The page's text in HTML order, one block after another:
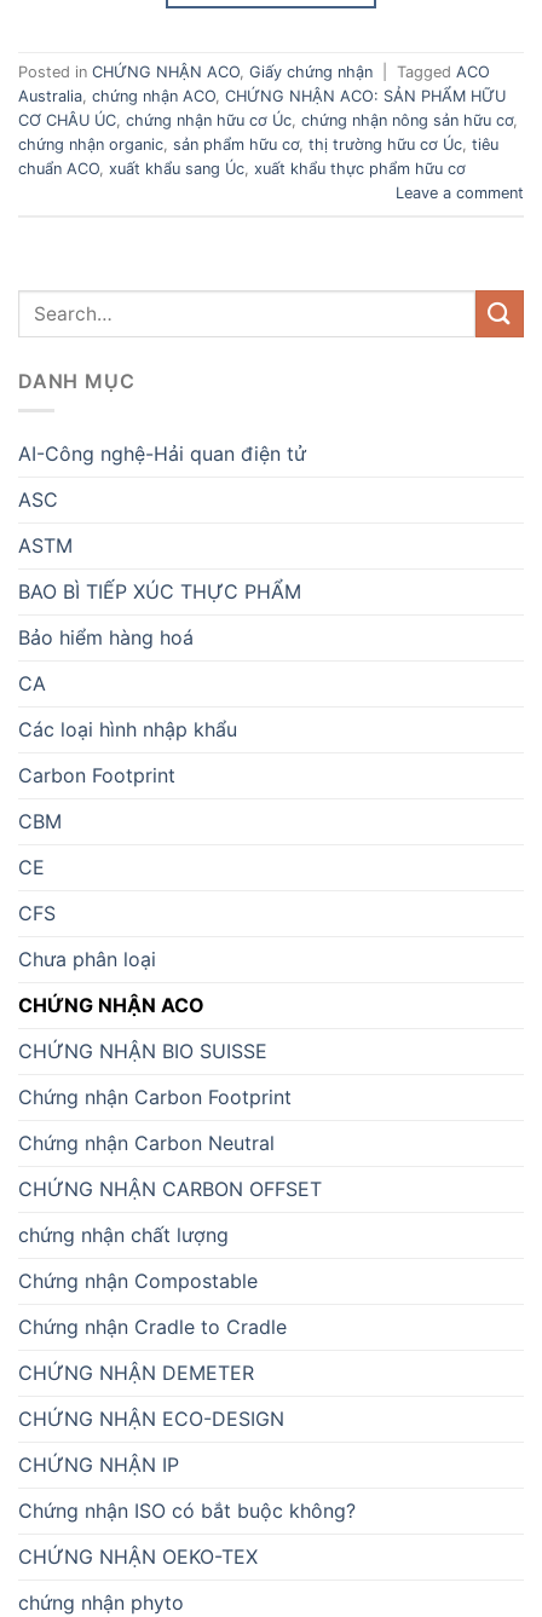
Posted in CHỨNG NHẬN ACO, Giấy chứng nhận Tagged ACO
Australia, chứng nhận ACO, CHỨNG NHẬN ACO: SẢN PHẨM HỮU
CƠ CHÂU ÚC, chứng nhận hữu cơ Úc, chứng nhận nông sản hữu cơ,
chứng nhận organic, sản phẩm hữu cơ, thị trường hữu cơ Úc, tiêu
chuẩn ACO, xuất khẩu sang Úc, xuất khẩu thực phẩm hữu cơ
Leave a comment
DANH MỤC
AI-Công nghệ-Hải quan điện tử
ASC
ASTM
BAO BÌ TIẾP XÚC THỰC PHẨM
Bảo hiểm hàng hoá
CA
Các loại hình nhập khẩu
Carbon Footprint
CBM
CE
CFS
Chưa phân loại
CHỨNG NHẬN ACO
CHỨNG NHẬN BIO SUISSE
Chứng nhận Carbon Footprint
Chứng nhận Carbon Neutral
CHỨNG NHẬN CARBON OFFSET
chứng nhận chất lượng
Chứng nhận Compostable
Chứng nhận Cradle to Cradle
CHỨNG NHẬN DEMETER
CHỨNG NHẬN ECO-DESIGN
CHỨNG NHẬN IP
Chứng nhận ISO có bắt buộc không?
CHỨNG NHẬN OEKO-TEX
chứng nhận phyto